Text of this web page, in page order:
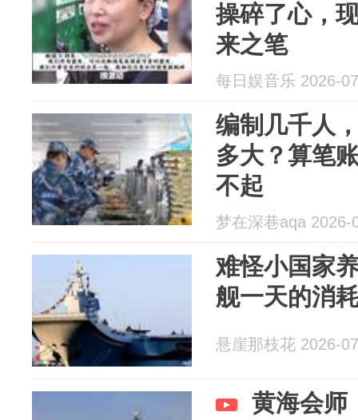
操碎了心，
来之笔
每日娱音乐 2026-
编制几千人
多大？算笔
不起
梦在深巷aqa 2026-
难怪小国家
舰一天的消
悬崖那枝花 2026-
黄海会师